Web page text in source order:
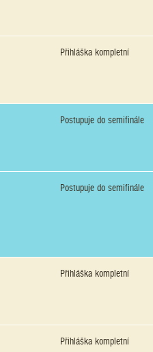
Přihláška kompletní
Postupuje do semifinále
Postupuje do semifinále
Přihláška kompletní
Přihláška kompletní